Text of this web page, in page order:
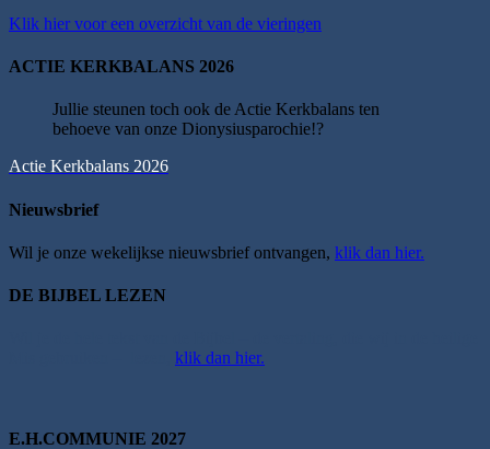
Klik hier voor een overzicht van de vieringen
ACTIE KERKBALANS 2026
Jullie steunen toch ook de Actie Kerkbalans ten
behoeve van onze Dionysiusparochie!?
Actie Kerkbalans 2026
Nieuwsbrief
Wil je onze wekelijkse nieuwsbrief ontvangen, klik dan hier.
DE BIJBEL LEZEN
klik dan hier.
E.H.COMMUNIE 2027